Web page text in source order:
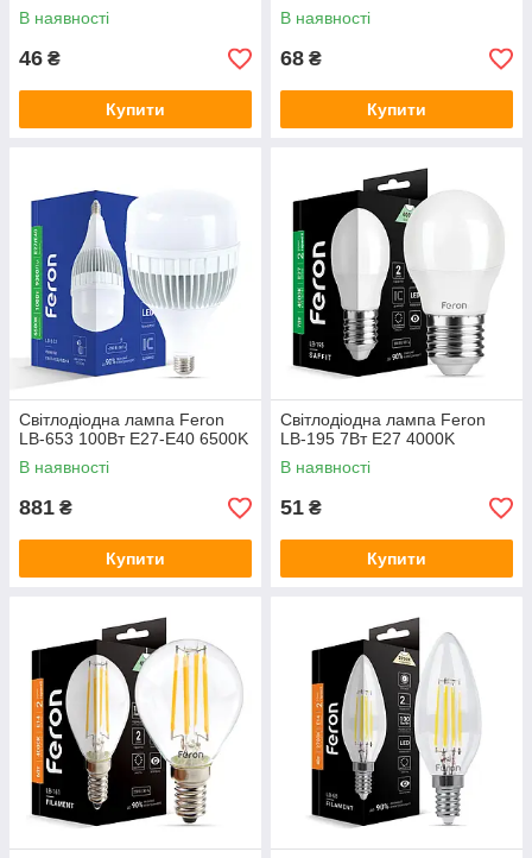
В наявності
46 ₴
Купити
В наявності
68 ₴
Купити
Світлодіодна лампа Feron
LB-653 100Вт Е27-E40 6500K
В наявності
881 ₴
Купити
Світлодіодна лампа Feron
LB-195 7Вт E27 4000K
В наявності
51 ₴
Купити